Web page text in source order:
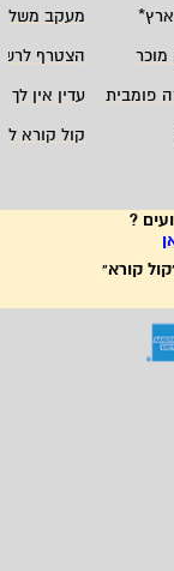
*
מעקב
מוכר
הצטרף
פומבית
עדין אין לך
קול קורא
?
קורא"